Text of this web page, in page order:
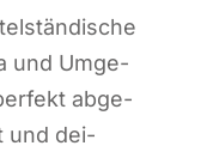
und Umge­
abge­
und dei­